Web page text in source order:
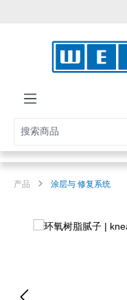
产品 涂层与 修复系统
Skip image gallery